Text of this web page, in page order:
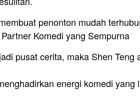
penonton mudah
Komedi yang Sempurna
pusat cerita, maka Shen Teng
energi komedi yang